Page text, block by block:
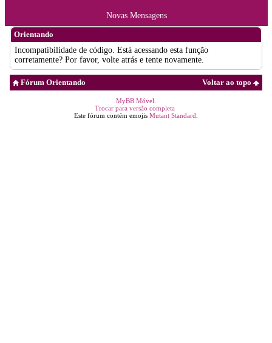
Novas Mensagens
Orientando
Incompatibilidade de código. Está acessando esta função
corretamente? Por favor, volte atrás e tente novamente.
Voltar ao topo
Fórum Orientando
MyBB Móvel
Trocar para versão completa
Este fórum contém emojis Mutant Standard